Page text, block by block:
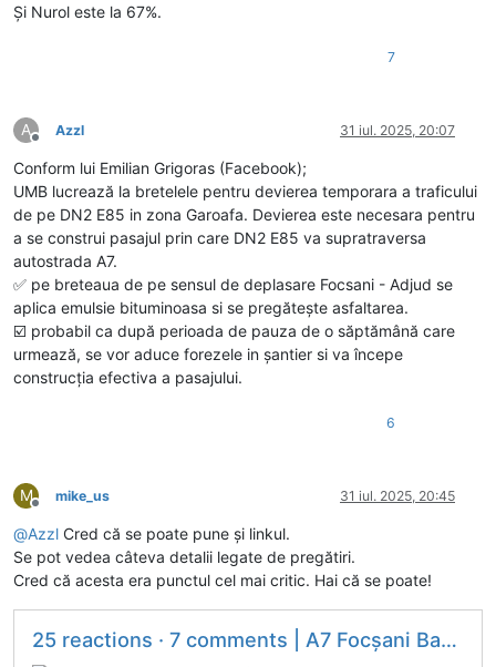
Și Nurol este la 67%.
7
A
Deconectat
Azzl 31 iul. 2025, 20:07
Conform lui Emilian Grigoras (Facebook);
UMB lucrează la bretelele pentru devierea temporara a traficului
de pe DN2 E85 in zona Garoafa. Devierea este necesara pentru
a se construi pasajul prin care DN2 E85 va supratraversa
autostrada A7.
✅️ pe breteaua de pe sensul de deplasare Focsani - Adjud se
aplica emulsie bituminoasa si se pregătește asfaltarea.
☑️ probabil ca după perioada de pauza de o săptămână care
urmează, se vor aduce forezele in șantier si va începe
construcția efectiva a pasajului.
6
M
Deconectat
mike_us 31 iul. 2025, 20:45
@Azzl Cred că se poate pune și linkul.
Se pot vedea câteva detalii legate de pregătiri.
Cred că acesta era punctul cel mai critic. Hai că se poate!
25 reactions · 7 comments | A7 Focșani Bacău lot 1. Focșani Nord -...